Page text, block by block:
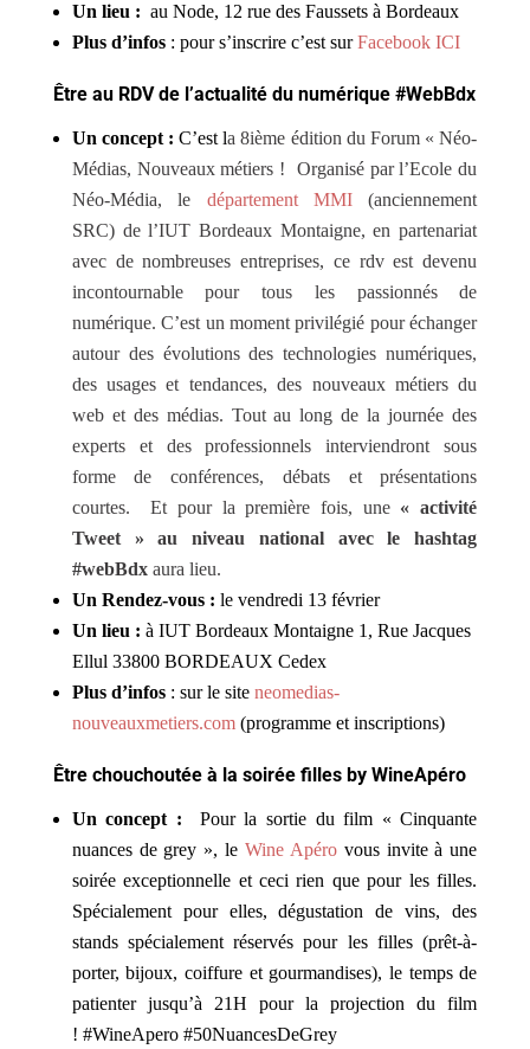
Un lieu : au Node, 12 rue des Faussets à Bordeaux
Plus d’infos: pour s’inscrire c’est surFacebook ICI
Être au RDV de l’actualité du numérique #WebBdx
Un concept :C’est la 8ième édition du Forum « Néo-
Médias, Nouveaux métiers ! Organisé par l’Ecole du
Néo-Média, le département MMI(anciennement
SRC) de l’IUT Bordeaux Montaigne, en partenariat
avec de nombreuses entreprises, ce rdv est devenu
incontournable pour tous les passionnés de
numérique. C’est un moment privilégié pour échanger
autour des évolutions des technologies numériques,
des usages et tendances, des nouveaux métiers du
web et des médias. Tout au long de la journée des
experts et des professionnels interviendront sous
forme de conférences, débats et présentations
courtes. Et pour la première fois, une « activité
Tweet » au niveau national avec le hashtag
#webBdx aura lieu.
Un Rendez-vous : le vendredi 13 février
Un lieu : à IUT Bordeaux Montaigne 1, Rue Jacques
Ellul 33800 BORDEAUX Cedex
Plus d’infos: sur le site neomedias-
nouveauxmetiers.com(programme et inscriptions)
Être chouchoutée à la soirée filles by WineApéro
Un concept : Pour la sortie du film « Cinquante
nuances de grey », le Wine Apérovous invite à une
soirée exceptionnelle et ceci rien que pour les filles.
Spécialement pour elles, dégustation de vins, des
stands spécialement réservés pour les filles (prêt-à-
porter, bijoux, coiffure et gourmandises), le temps de
patienter jusqu’à 21H pour la projection du film
! #WineApero #50NuancesDeGrey